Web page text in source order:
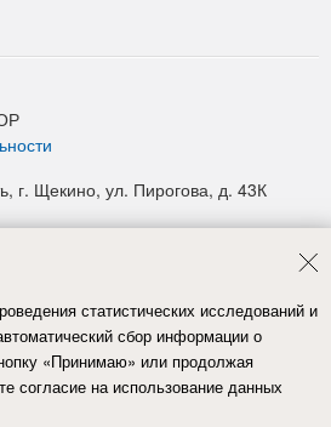
г. Щекино, ул. Пирогова, д. 43К
статистических исследований и
сбор информации о
«Принимаю» или продолжая
согласие на использование данных